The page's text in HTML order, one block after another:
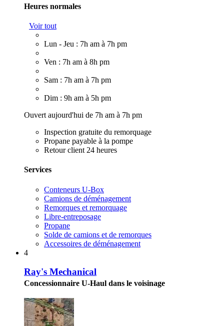
Heures normales
Voir tout
Lun - Jeu : 7h am à 7h pm
Ven : 7h am à 8h pm
Sam : 7h am à 7h pm
Dim : 9h am à 5h pm
Ouvert aujourd'hui de 7h am à 7h pm
Inspection gratuite du remorquage
Propane payable à la pompe
Retour client 24 heures
Services
Conteneurs U-Box
Camions de déménagement
Remorques et remorquage
Libre-entreposage
Propane
Solde de camions et de remorques
Accessoires de déménagement
4
Ray's Mechanical
Concessionnaire U-Haul dans le voisinage